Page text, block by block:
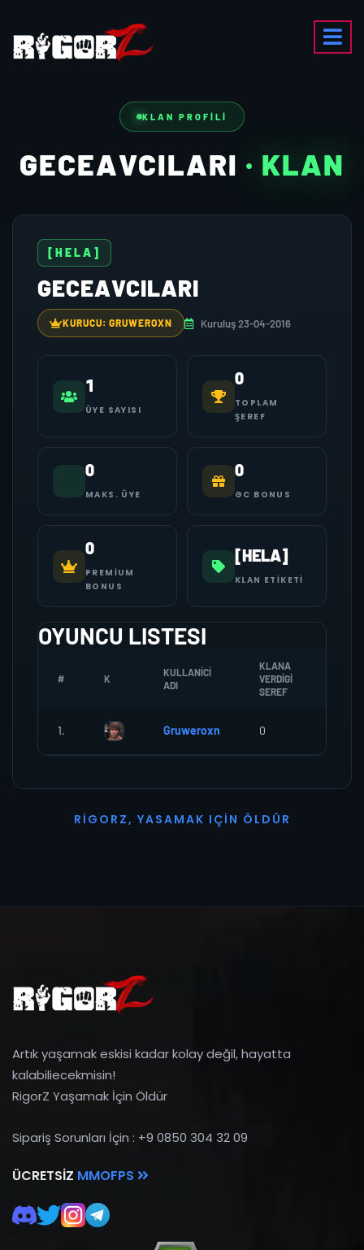
KLAN PROFILI
GECEAVCILARI · KLAN
[HELA]
GECEAVCILARI
KURUCU: GRUWEROXN Kuruluş 23-04-2016
1
ÜYE SAYISI
0
TOPLAM
ŞEREF
0
MAKS. ÜYE
0
GC BONUS
0
PREMIUM
BONUS
[HELA]
KLAN ETIKETI
OYUNCU LISTESI
# K
KULLANICI
ADI
KLANA
VERDIGI
SEREF
1. Gruweroxn 0
R I G O R Z, YASAMAK I ÇI N Ö L D Ü R
Artık yaşamak eskisi kadar kolay değil, hayatta
kalabiliecekmisin!
RigorZ Yaşamak İçin Öldür
Sipariş Sorunları İçin : +9 0850 304 32 09
ÜCRETSIZ MMOFPS